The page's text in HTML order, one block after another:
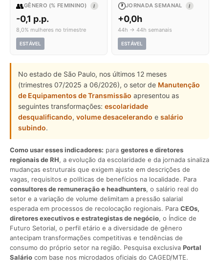
👥GÊNERO (% FEMININO) I
-0,1 p.p.
8,0% mulheres no trimestre
ESTÁVEL
🕐JORNADA SEMANAL I
+0,0h
44h → 44h semanais
ESTÁVEL
No estado de São Paulo, nos últimos 12 meses
(trimestres 07/2025 a 06/2026), o setor de Manutenção
de Equipamentos de Transmissão apresentou as
seguintes transformações: escolaridade
desqualificando, volume desacelerando e salário
subindo.
Como usar esses indicadores: para gestores e diretores
regionais de RH, a evolução da escolaridade e da jornada sinaliza
mudanças estruturais que exigem ajuste em descrições de
vagas, requisitos e políticas de benefícios na localidade. Para
consultores de remuneração e headhunters, o salário real do
setor e a variação de volume delimitam a pressão salarial
esperada em processos de recolocação regionais. Para CEOs,
diretores executivos e estrategistas de negócio, o Índice de
Futuro Setorial, o perfil etário e a diversidade de gênero
antecipam transformações competitivas e tendências de
consumo do próprio setor na região. Pesquisa exclusiva Portal
Salário com base nos microdados oficiais do CAGED/MTE.